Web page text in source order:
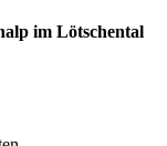
im Lötschental